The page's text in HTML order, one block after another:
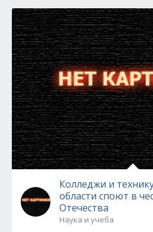
Колледжи и
области споют в
Отечества
Наука и учеба